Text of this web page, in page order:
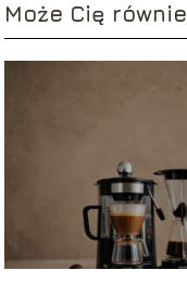
Może Cię